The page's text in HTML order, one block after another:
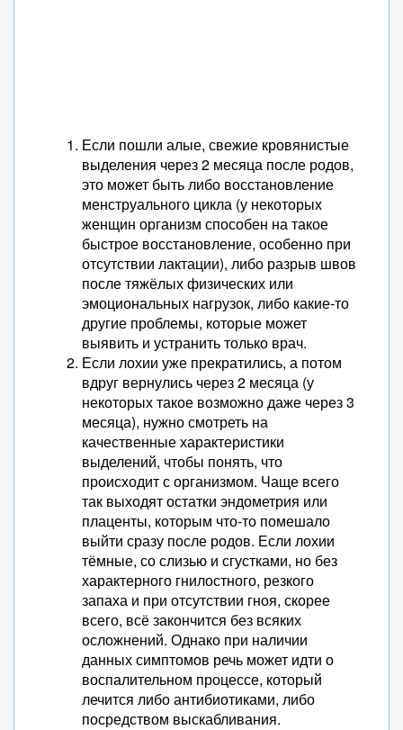
Если пошли алые, свежие кровянистые
выделения через 2 месяца после родов,
это может быть либо восстановление
менструального цикла (у некоторых
женщин организм способен на такое
быстрое восстановление, особенно при
отсутствии лактации), либо разрыв швов
после тяжёлых физических или
эмоциональных нагрузок, либо какие-то
другие проблемы, которые может
выявить и устранить только врач.
Если лохии уже прекратились, а потом
вдруг вернулись через 2 месяца (у
некоторых такое возможно даже через 3
месяца), нужно смотреть на
качественные характеристики
выделений, чтобы понять, что
происходит с организмом. Чаще всего
так выходят остатки эндометрия или
плаценты, которым что-то помешало
выйти сразу после родов. Если лохии
тёмные, со слизью и сгустками, но без
характерного гнилостного, резкого
запаха и при отсутствии гноя, скорее
всего, всё закончится без всяких
осложнений. Однако при наличии
данных симптомов речь может идти о
воспалительном процессе, который
лечится либо антибиотиками, либо
посредством выскабливания.